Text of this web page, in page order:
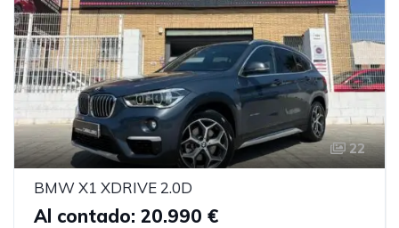
22
BMW X1 XDRIVE 2.0D
Al contado: 20.990 €